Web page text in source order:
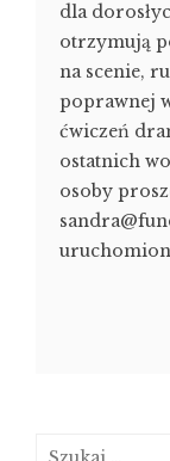
dla
otrzymują
na scenie,
poprawnej
ćwiczeń
ostatnich
osoby
Szukaj: